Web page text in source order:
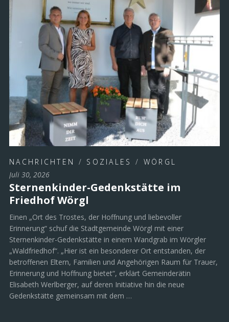
NACHRICHTEN / SOZIALES / WÖRGL
Juli 30, 2026
Sternenkinder-Gedenkstätte im
Friedhof Wörgl
Einen „Ort des Trostes, der Hoffnung und liebevoller
Erinnerung“ schuf die Stadtgemeinde Wörgl mit einer
Sternenkinder-Gedenkstätte in einem Wandgrab im Wörgler
„Waldfriedhof“. „Hier ist ein besonderer Ort entstanden, der
betroffenen Eltern, Familien und Angehörigen Raum für Trauer,
Erinnerung und Hoffnung bietet“, erklärt Gemeinderätin
Elisabeth Werlberger, auf deren Initiative hin die neue
Gedenkstätte gemeinsam mit dem …